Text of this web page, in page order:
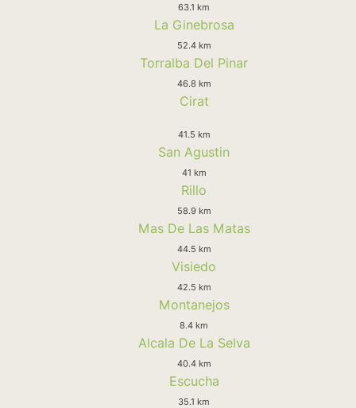
63.1 km
La Ginebrosa
52.4 km
Torralba Del Pinar
46.8 km
Cirat
41.5 km
San Agustin
41 km
Rillo
58.9 km
Mas De Las Matas
44.5 km
Visiedo
42.5 km
Montanejos
8.4 km
Alcala De La Selva
40.4 km
Escucha
35.1 km